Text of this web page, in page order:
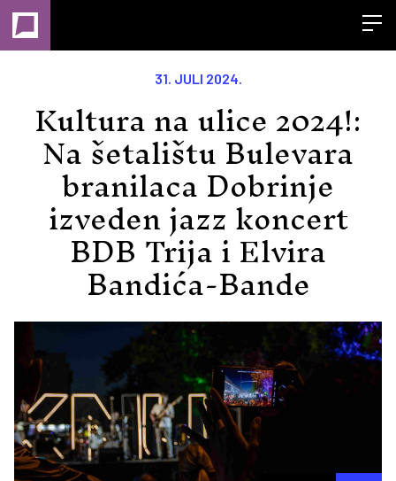
31. JULI 2024.
Kultura na ulice 2024!:
Na šetalištu Bulevara
branilaca Dobrinje
izveden jazz koncert
BDB Trija i Elvira
Bandića-Bande